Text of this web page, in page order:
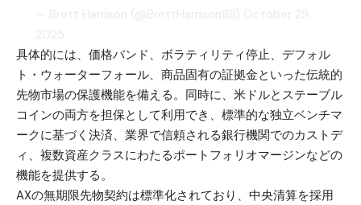
具体的には、価格バンド、ボラティリティ停止、デフォル
ト・ウォーターフォール、商品固有の証拠金といった伝統的
先物市場の保護機能を備える。同時に、米ドルとステーブル
コインの両方を担保として利用でき、標準的な独立ベンチマ
ークに基づく決済、業界で信頼される銀行機関でのカストデ
ィ、複数資産クラスにわたるポートフォリオマージンなどの
機能を提供する。
AXの無期限先物契約は標準化されており、中央清算を採用